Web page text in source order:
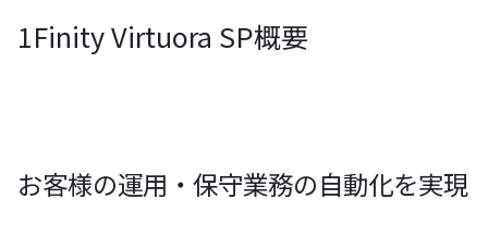
1Finity Virtuora SP概要
お客様の運用・保守業務の自動化を実現